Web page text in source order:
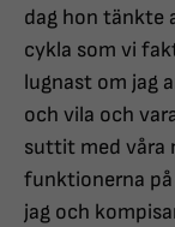
dag hon tänkte
cykla som vi
lugnast om jag
och vila och
suttit med våra
funktionerna
jag och